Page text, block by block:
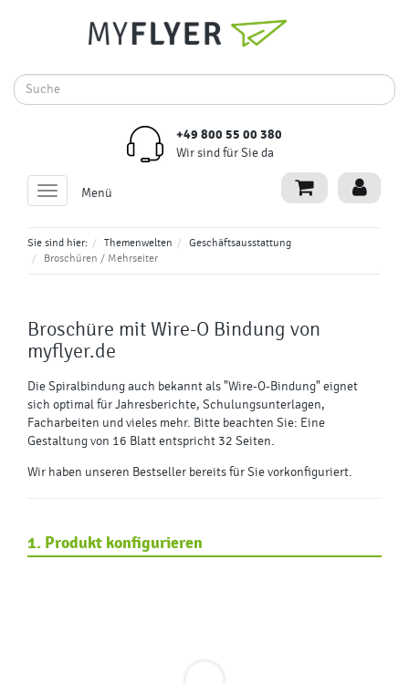
+49 800 55 00 380
Wir sind für Sie da
Toggle
navigation
Menü
Sie sind hier: Themenwelten
Geschäftsausstattung
Broschüren / Mehrseiter
Broschüre mit Wire-O Bindung von
myflyer.de
Die Spiralbindung auch bekannt als "Wire-O-Bindung" eignet
sich optimal für Jahresberichte, Schulungsunterlagen,
Facharbeiten und vieles mehr. Bitte beachten Sie: Eine
Gestaltung von 16 Blatt entspricht 32 Seiten.
Wir haben unseren Bestseller bereits für Sie vorkonfiguriert.
1. Produkt konfigurieren